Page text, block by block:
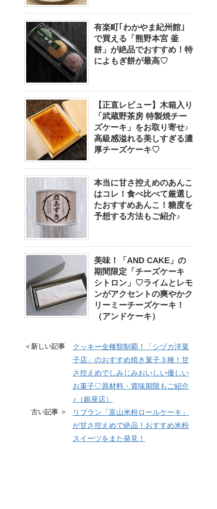
有楽町｢わかやま紀州館｣
で買える「熊野本宮 釜
餅」が絶品でおすすめ！特
によもぎ餅が最高♡
【正直レビュー】木箱入り
「武蔵野茶房 特製焼チー
ズケーキ」をお取り寄せ♪
高級感溢れる美しすぎる濃
厚チーズケーキ♡
本当に甘さ控えめのあんこ
はコレ！食べ比べて厳選し
たおすすめあんこ！糖度を
予想する方法もご紹介♪
美味！「AND CAKE」の
期間限定「チーズケーキ
シトロン」♡ライムとレモ
ンがアクセントの爽やかク
リーミーチーズケーキ！
（アンドケーキ）
＜新しい記事
クッキー全種類制覇！「シヅカ洋菓
子店」のおすすめ焼き菓子３種！甘
さ控えめでしみじみおいしい優しい
お菓子♡原材料・賞味期限もご紹介
♪（銀座店）
古い記事 ＞
リブラン「富山米粉ロールケーキ」
が甘さ控えめで絶品！おすすめ米粉
スイーツをまた発見！